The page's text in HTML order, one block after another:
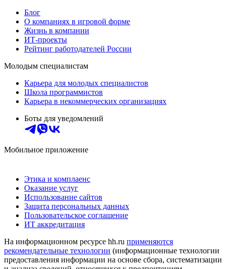
Блог
О компаниях в игровой форме
Жизнь в компании
ИТ-проекты
Рейтинг работодателей России
Молодым специалистам
Карьера для молодых специалистов
Школа программистов
Карьера в некоммерческих организациях
Боты для уведомлений
Мобильное приложение
Этика и комплаенс
Оказание услуг
Использование сайтов
Защита персональных данных
Пользовательское соглашение
ИТ аккредитация
На информационном ресурсе hh.ru применяются
рекомендательные технологии (информационные технологии
предоставления информации на основе сбора, систематизации